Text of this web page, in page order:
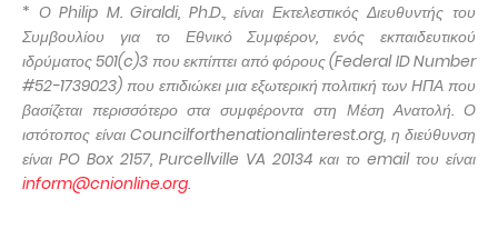
* Ο Philip M. Giraldi, Ph.D., είναι Εκτελεστικός Διευθυντής του
Συμβουλίου για το Εθνικό Συμφέρον, ενός εκπαιδευτικού
ιδρύματος 501(c)3 που εκπίπτει από φόρους (Federal ID Number
#52-1739023) που επιδιώκει μια εξωτερική πολιτική των ΗΠΑ που
βασίζεται περισσότερο στα συμφέροντα στη Μέση Ανατολή. Ο
ιστότοπος είναι Councilforthenationalinterest.org, η διεύθυνση
είναι PO Box 2157, Purcellville VA 20134 και το email του είναι
inform@cnionline.org.